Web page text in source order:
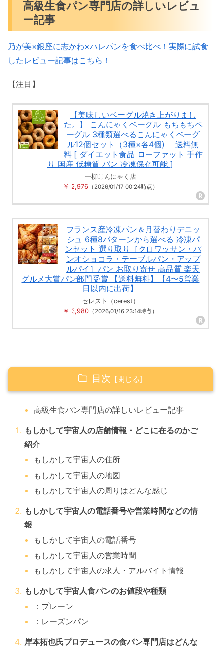
高級生食パン専門店の詳しいレビュ
ー記事
乃が美×銀座に志かわ×ハレパンを食べ比べ！実際に試食
したレビュー記事はこちら！
【注目】
【美味しいベーグル焼き上がりまし
た。】 こんにゃくベーグル もちもちベ
ーグル 3種類選べるこんにゃくベーグ
ル12個セット（3種×各4個) 送料無
料 [ ダイエット食品 ローファット 手作
り 国産 低糖質 パン 冷凍保存可能 ]
一柳こんにゃく店
￥ 2,976 （2026/01/17 00:24時点）
フランス産冷凍パン＆月替わりデニッ
シュ 6種8パターンから選べる 冷凍パ
ンセット 選り取り［クロワッサン・パ
ンオショコラ・テーブルパン・アップ
ルパイ］パン お取り寄せ 高品質 楽天
グルメ大賞パン部門受賞 【送料無料】【4〜5営業
日以内に出荷】
セレスト（cerest）
￥ 3,980 （2026/01/16 23:14時点）
目次
高級生食パン専門店の詳しいレビュー記事
もしかして宇宙人の店舗情報・どこに在るのかご
紹介
もしかして宇宙人の住所
もしかして宇宙人の地図
もしかして宇宙人の周りはどんな感じ
もしかして宇宙人の電話番号や営業時間などの情
報
もしかして宇宙人の電話番号
もしかして宇宙人の営業時間
もしかして宇宙人の求人・アルバイト情報
もしかして宇宙人食パンのお値段や種類
：プレーン
：レーズンパン
岸本拓也氏プロデュースの食パン専門店はどんな